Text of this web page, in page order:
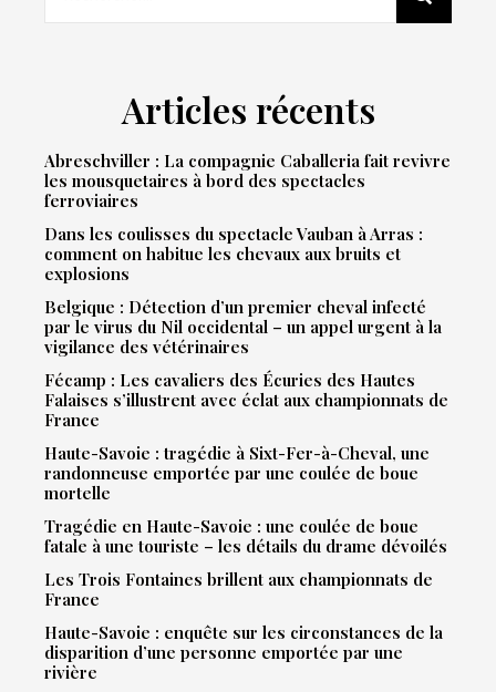
Articles récents
Abreschviller : La compagnie Caballeria fait revivre
les mousquetaires à bord des spectacles
ferroviaires
Dans les coulisses du spectacle Vauban à Arras :
comment on habitue les chevaux aux bruits et
explosions
Belgique : Détection d’un premier cheval infecté
par le virus du Nil occidental – un appel urgent à la
vigilance des vétérinaires
Fécamp : Les cavaliers des Écuries des Hautes
Falaises s’illustrent avec éclat aux championnats de
France
Haute-Savoie : tragédie à Sixt-Fer-à-Cheval, une
randonneuse emportée par une coulée de boue
mortelle
Tragédie en Haute-Savoie : une coulée de boue
fatale à une touriste – les détails du drame dévoilés
Les Trois Fontaines brillent aux championnats de
France
Haute-Savoie : enquête sur les circonstances de la
disparition d’une personne emportée par une
rivière